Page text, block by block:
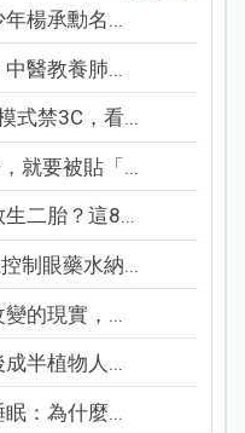
楊承勳名...
醫教養肺...
式禁3C，看...
就要被貼「...
二胎？這8...
制眼藥水納...
的現實，...
半植物人...
：為什麼...